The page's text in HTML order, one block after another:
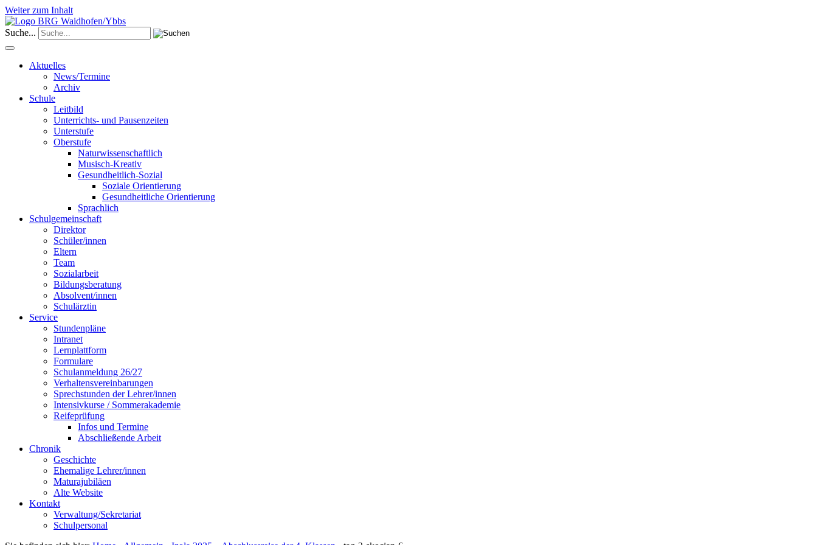
Weiter zum Inhalt
Suche...
Aktuelles
News/Termine
Archiv
Schule
Leitbild
Unterrichts- und Pausenzeiten
Unterstufe
Oberstufe
Naturwissenschaftlich
Musisch-Kreativ
Gesundheitlich-Sozial
Soziale Orientierung
Gesundheitliche Orientierung
Sprachlich
Schulgemeinschaft
Direktor
Schüler/innen
Eltern
Team
Sozialarbeit
Bildungsberatung
Absolvent/innen
Schulärztin
Service
Stundenpläne
Intranet
Lernplattform
Formulare
Schulanmeldung 26/27
Verhaltensvereinbarungen
Sprechstunden der Lehrer/innen
Intensivkurse / Sommerakademie
Reifeprüfung
Infos und Termine
Abschließende Arbeit
Chronik
Geschichte
Ehemalige Lehrer/innen
Maturajubiläen
Alte Website
Kontakt
Verwaltung/Sekretariat
Schulpersonal